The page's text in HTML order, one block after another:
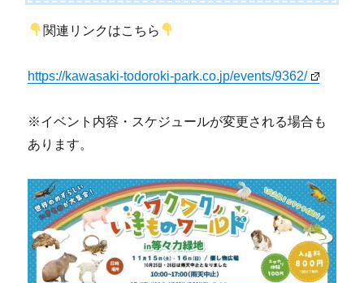
関連リンクはこちら
https://kawasaki-todoroki-park.co.jp/events/9362/
※イベント内容・スケジュールが変更される場合も
あります。